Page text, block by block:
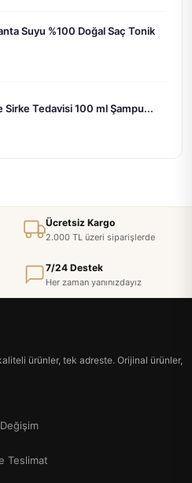
Suyu %100 Doğal Saç Tonik
Sirke Tedavisi 100 ml Şampu...
Ücretsiz Kargo
2.000 TL üzeri siparişlerde
7/24 Destek
Her zaman yanınızdayız
ürünler, tek adreste. Orijinal ürünler,
Teslimat